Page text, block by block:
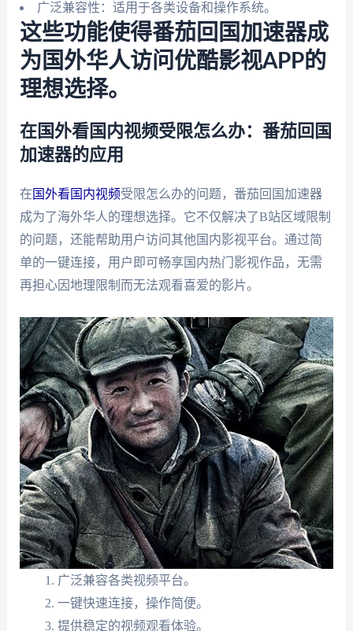
广泛兼容性：适用于各类设备和操作系统。
这些功能使得番茄回国加速器成
为国外华人访问优酷影视APP的
理想选择。
在国外看国内视频受限怎么办：番茄回国
加速器的应用
在 国外看国内视频受限怎么办的问题，番茄回国加速器
成为了海外华人的理想选择。它不仅解决了B站区域限制
的问题，还能帮助用户访问其他国内影视平台。通过简
单的一键连接，用户即可畅享国内热门影视作品，无需
再担心因地理限制而无法观看喜爱的影片。
广泛兼容各类视频平台。
一键快速连接，操作简便。
提供稳定的视频观看体验。